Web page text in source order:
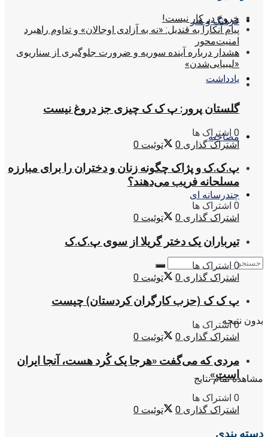
فرهنگ و هنر
یادداشت
مصاحبه
چندرسانه ای
بدون نتیجه
مشاهده تمام نتایج
خروج در کار نیست!
پیام آنکارا به قندیل: «نه به آزادی اوجالان» و تداوم راهبرد
امنیت‌محور
هشدار درباره آینده سوریه و ضرورت جلوگیری از سناریوی
«لیبیایی‌شدن»
گلستان پرور: پ ک ک چیزی جز دروغ نیست
0 اشتراک ها
اشتراک گذاری 0 توئیت 0
پ.ک.ک و پژاک چگونه زنان و دختران را برای مبارزه
مسلحانه فریب می‌دهند؟
0 اشتراک ها
اشتراک گذاری 0 توئیت 0
تیرباران یک دختر گریلا از سوی پ.ک.ک
0 اشتراک ها
اشتراک گذاری 0 توئیت 0
پ ک ک (حزب کارگران کردستان) چیست
0 اشتراک ها
اشتراک گذاری 0 توئیت 0
مردی که می‌گفت «هرجا یک کُرد هست، آنجا ایران
است»
0 اشتراک ها
اشتراک گذاری 0 توئیت 0
دسته بندی